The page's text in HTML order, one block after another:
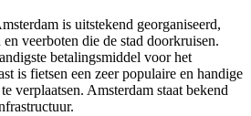
is uitstekend georganiseerd,
en veerboten die de stad doorkruisen.
betalingsmiddel voor het
is fietsen een zeer populaire en handige
verplaatsen. Amsterdam staat bekend